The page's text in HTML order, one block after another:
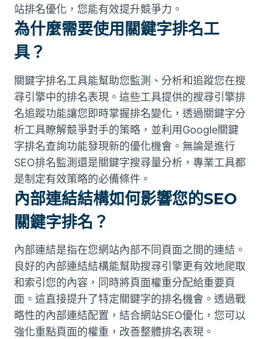
站排名優化，您能有效提升競爭力。
為什麼需要使用關鍵字排名工
具？
關鍵字排名工具能幫助您監測、分析和追蹤您在搜
尋引擎中的排名表現。這些工具提供的搜尋引擎排
名追蹤功能讓您即時掌握排名變化，透過關鍵字分
析工具瞭解競爭對手的策略，並利用Google關鍵
字排名查詢功能發現新的優化機會。無論是進行
SEO排名監測還是關鍵字搜尋量分析，專業工具都
是制定有效策略的必備條件。
內部連結結構如何影響您的SEO
關鍵字排名？
內部連結是指在您網站內部不同頁面之間的連結。
良好的內部連結結構能幫助搜尋引擎更有效地爬取
和索引您的內容，同時將頁面權重分配給重要頁
面。這直接提升了特定關鍵字的排名機會。透過戰
略性的內部連結配置，結合網站SEO優化，您可以
強化重點頁面的權重，改善整體排名表現。